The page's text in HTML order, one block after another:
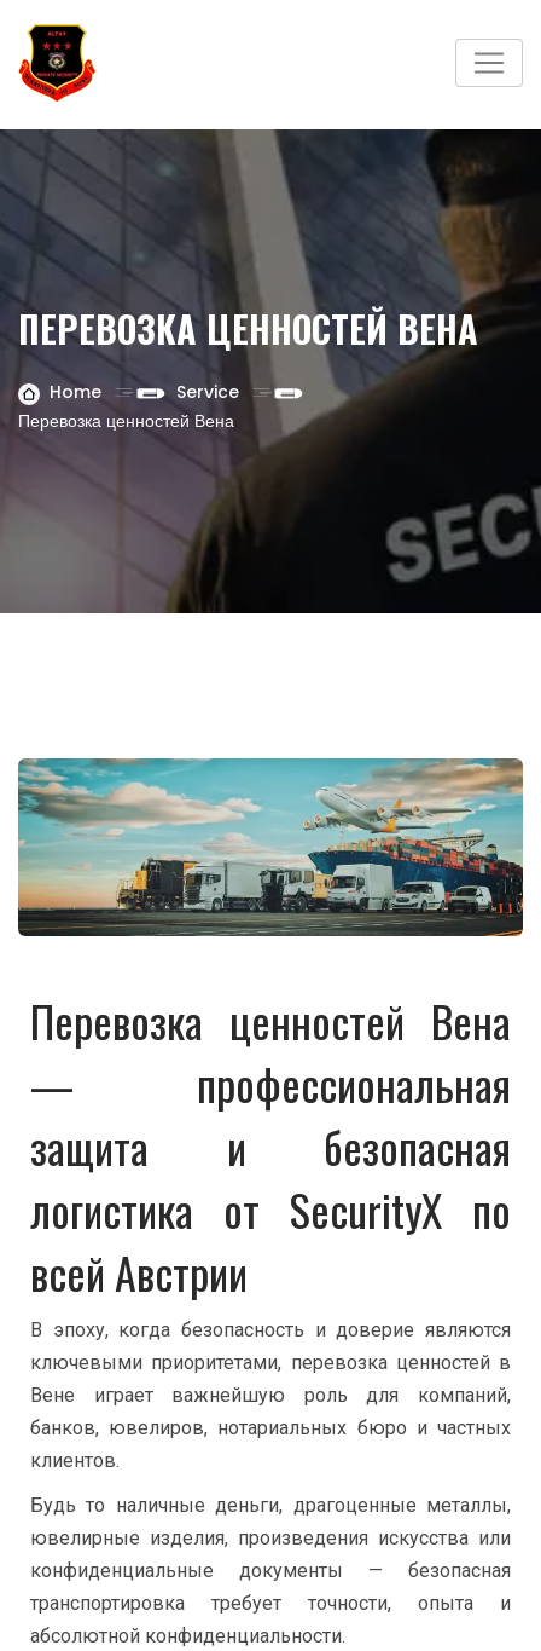
ПЕРЕВОЗКА ЦЕННОСТЕЙ ВЕНА
Home
Service
Перевозка ценностей Вена
Перевозка ценностей Вена
— профессиональная
защита и безопасная
логистика от SecurityX по
всей Австрии
В эпоху, когда безопасность и доверие являются
ключевыми приоритетами, перевозка ценностей в
Вене играет важнейшую роль для компаний,
банков, ювелиров, нотариальных бюро и частных
клиентов.
Будь то наличные деньги, драгоценные металлы,
ювелирные изделия, произведения искусства или
конфиденциальные документы — безопасная
транспортировка требует точности, опыта и
абсолютной конфиденциальности.